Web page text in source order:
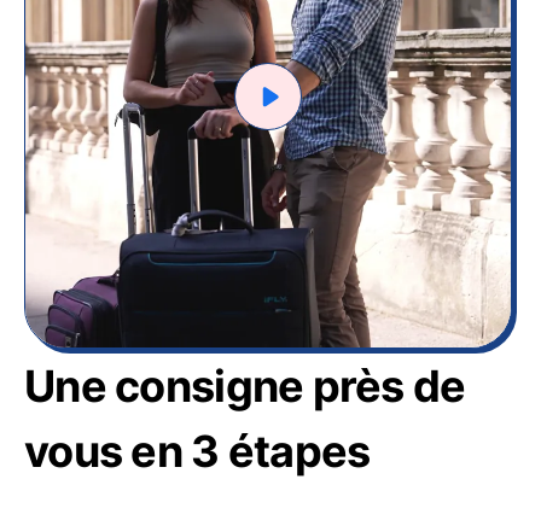
Une consigne près de
vous en 3 étapes